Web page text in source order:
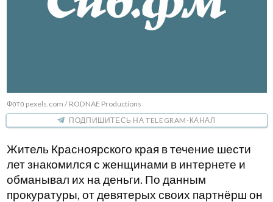
Фото pexels.com / RODNAE Productions
ПОДПИШИТЕСЬ НА TELEGRAM-КАНАЛ
Житель Красноярского края в течение шести
лет знакомился с женщинами в интернете и
обманывал их на деньги. По данным
прокуратуры, от девятерых своих партнёрш он